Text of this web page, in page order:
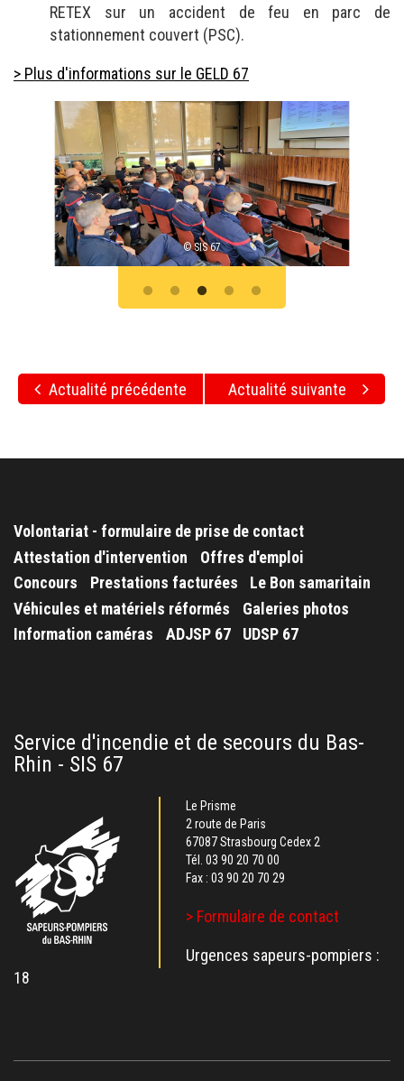
RETEX sur un accident de feu en parc de
stationnement couvert (PSC).
> Plus d'informations sur le GELD 67
© SIS 67
Actualité précédente Actualité suivante
Volontariat - formulaire de prise de contact
Attestation d'intervention
Offres d'emploi
Concours
Prestations facturées
Le Bon samaritain
Véhicules et matériels réformés
Galeries photos
Information caméras
ADJSP 67 UDSP 67
Service d'incendie et de secours du Bas-
Rhin - SIS 67
Le Prisme
2 route de Paris
67087 Strasbourg Cedex 2
Tél. 03 90 20 70 00
Fax : 03 90 20 70 29
> Formulaire de contact
Urgences sapeurs-pompiers :
18